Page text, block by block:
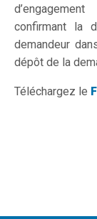
confirmant la
demandeur
dépôt de la
Téléchargez le ​